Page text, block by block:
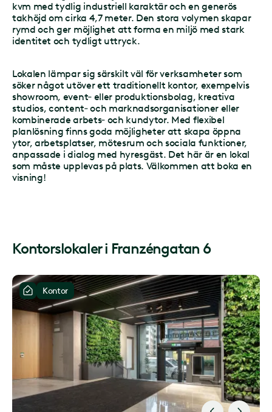
kvm med tydlig industriell karaktär och en generös
takhöjd om cirka 4,7 meter. Den stora volymen skapar
rymd och ger möjlighet att forma en miljö med stark
identitet och tydligt uttryck.
Lokalen lämpar sig särskilt väl för verksamheter som
söker något utöver ett traditionellt kontor, exempelvis
showroom, event‑ eller produktionsbolag, kreativa
studios, content‑ och marknadsorganisationer eller
kombinerade arbets‑ och kundytor. Med flexibel
planlösning finns goda möjligheter att skapa öppna
ytor, arbetsplatser, mötesrum och sociala funktioner,
anpassade i dialog med hyresgäst. Det här är en lokal
som måste upplevas på plats. Välkommen att boka en
visning!
Kontorslokaleri Franzéngatan 6
Kontor